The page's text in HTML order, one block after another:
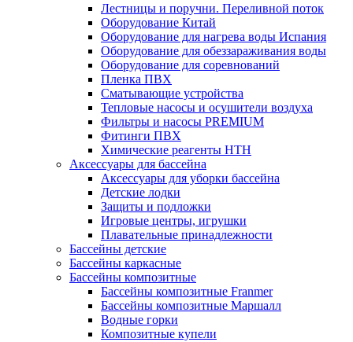
Лестницы и поручни. Переливной поток
Оборудование Китай
Оборудование для нагрева воды Испания
Оборудование для обеззараживания воды
Оборудование для соревнований
Пленка ПВХ
Сматывающие устройства
Тепловые насосы и осушители воздуха
Фильтры и насосы PREMIUM
Фитинги ПВХ
Химические реагенты HTH
Аксессуары для бассейна
Аксессуары для уборки бассейна
Детские лодки
Защиты и подложки
Игровые центры, игрушки
Плавательные принадлежности
Бассейны детские
Бассейны каркасные
Бассейны композитные
Бассейны композитные Franmer
Бассейны композитные Маршалл
Водные горки
Композитные купели